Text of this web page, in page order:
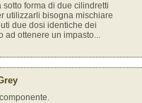
sotto forma di due cilindretti
utilizzarli bisogna mischiare
due dosi identiche dei
ad ottenere un impasto...